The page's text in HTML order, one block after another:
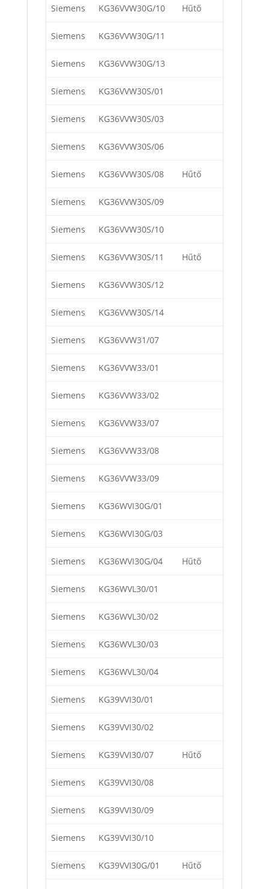
Siemens KG36VVW30G/10 Hűtő
Siemens KG36VVW30G/11
Siemens KG36VVW30G/13
Siemens KG36VVW30S/01
Siemens KG36VVW30S/03
Siemens KG36VVW30S/06
Siemens KG36VVW30S/08 Hűtő
Siemens KG36VVW30S/09
Siemens KG36VVW30S/10
Siemens KG36VVW30S/11 Hűtő
Siemens KG36VVW30S/12
Siemens KG36VVW30S/14
Siemens KG36VVW31/07
Siemens KG36VVW33/01
Siemens KG36VVW33/02
Siemens KG36VVW33/07
Siemens KG36VVW33/08
Siemens KG36VVW33/09
Siemens KG36WVI30G/01
Siemens KG36WVI30G/03
Siemens KG36WVI30G/04 Hűtő
Siemens KG36WVL30/01
Siemens KG36WVL30/02
Siemens KG36WVL30/03
Siemens KG36WVL30/04
Siemens KG39VVI30/01
Siemens KG39VVI30/02
Siemens KG39VVI30/07 Hűtő
Siemens KG39VVI30/08
Siemens KG39VVI30/09
Siemens KG39VVI30/10
Siemens KG39VVI30G/01 Hűtő